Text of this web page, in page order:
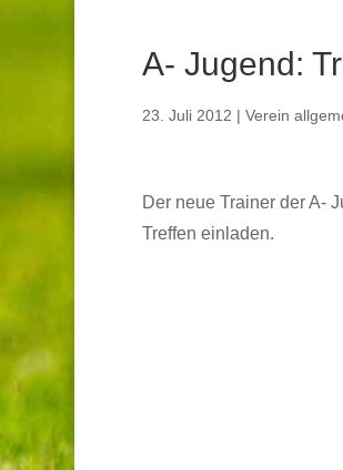
A- Jugend:
23. Juli 2012 | Verein
Der neue Trainer der A-
Treffen einladen.